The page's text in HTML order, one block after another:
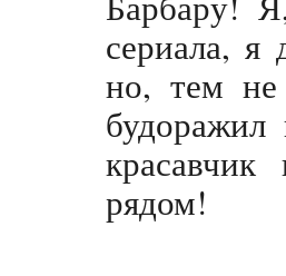
сериала,
но, тем не
рядом!